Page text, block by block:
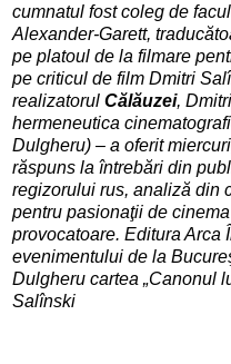
cumnatul fost coleg de
Alexander-Garett,
pe platoul de la filmare
pe criticul de film Dmitri
realizatorul Călăuzei,
hermeneutica
Dulgheru) – a oferit
răspuns la întrebări din
regizorului rus, analiză din
pentru pasionaţii de
provocatoare. Editura Arca
evenimentului de la
Dulgheru cartea „Canonul
Salînski